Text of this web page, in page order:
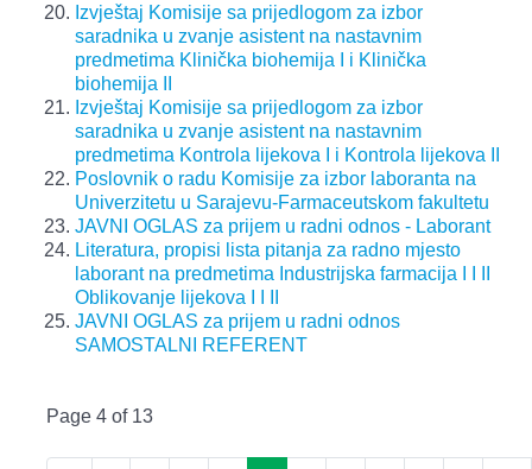
Izvještaj Komisije sa prijedlogom za izbor
saradnika u zvanje asistent na nastavnim
predmetima Klinička biohemija I i Klinička
biohemija II
Izvještaj Komisije sa prijedlogom za izbor
saradnika u zvanje asistent na nastavnim
predmetima Kontrola lijekova I i Kontrola lijekova II
Poslovnik o radu Komisije za izbor laboranta na
Univerzitetu u Sarajevu-Farmaceutskom fakultetu
JAVNI OGLAS za prijem u radni odnos - Laborant
Literatura, propisi lista pitanja za radno mjesto
laborant na predmetima Industrijska farmacija I I II
Oblikovanje lijekova I I II
JAVNI OGLAS za prijem u radni odnos
SAMOSTALNI REFERENT
Page 4 of 13